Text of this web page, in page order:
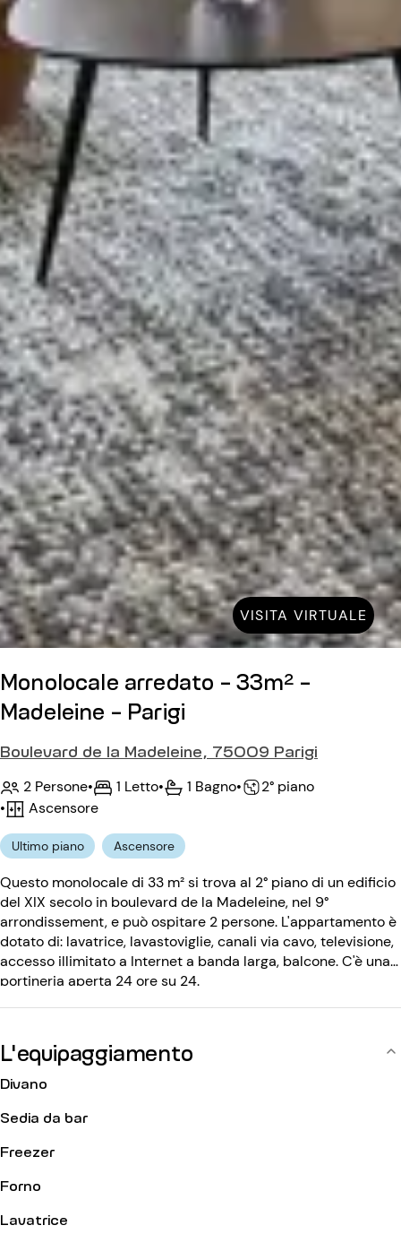
VISITA VIRTUALE
Monolocale arredato - 33m² -
Madeleine - Parigi
Boulevard de la Madeleine, 75009 Parigi
2 Persone• 1 Letto• 1 Bagno•
2° piano
•
Ascensore
Ultimo piano Ascensore
Questo monolocale di 33 m² si trova al 2° piano di un edificio
del XIX secolo in boulevard de la Madeleine, nel 9°
arrondissement, e può ospitare 2 persone. L'appartamento è
dotato di: lavatrice, lavastoviglie, canali via cavo, televisione,
accesso illimitato a Internet a banda larga, balcone. C'è una
portineria aperta 24 ore su 24.
L'equipaggiamento
Divano
Sedia da bar
Freezer
Forno
Lavatrice